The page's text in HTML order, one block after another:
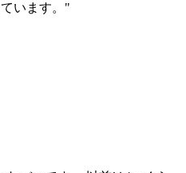
います。 "